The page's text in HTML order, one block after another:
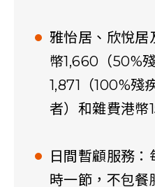
雅怡居、欣悅居
幣1,660（50%
1,871（100%殘
者）和雜費港幣
日間暫顧服務
時一節，不包餐